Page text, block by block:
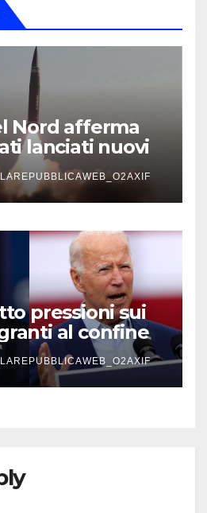
Nord afferma
lanciati nuovi
tattica
pressioni sui
al confine
LAREPUBBLICAWEB_O2AXIF